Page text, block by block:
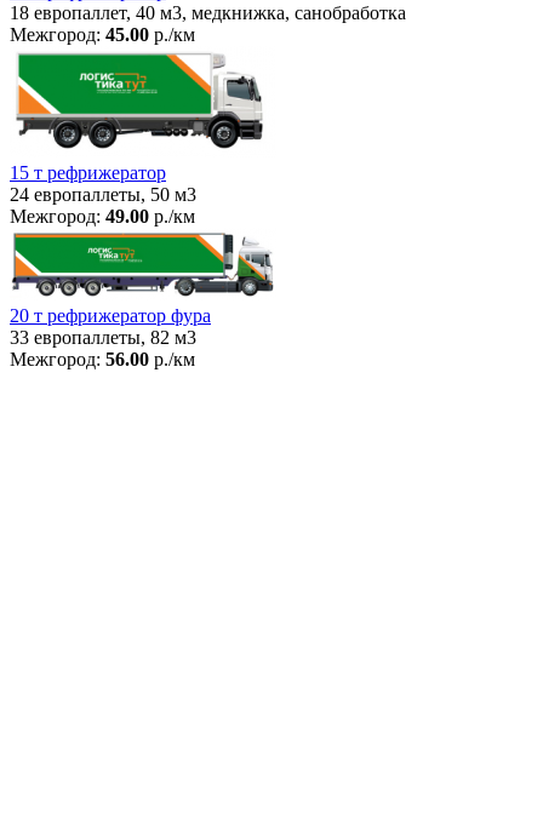
18 европаллет, 40 м3, медкнижка, санобработка
Межгород: 45.00 р./км
15 т рефрижератор
24 европаллеты, 50 м3
Межгород: 49.00 р./км
20 т рефрижератор фура
33 европаллеты, 82 м3
Межгород: 56.00 р./км